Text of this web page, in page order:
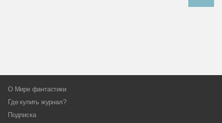
О Мире фантастики
Где купить журнал?
Подписка